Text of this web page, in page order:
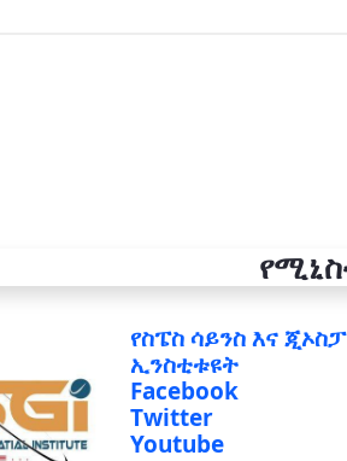
የስፔስ ሳይንስ እና
ኢንስቲቱዩት
Facebook
Twitter
Youtube